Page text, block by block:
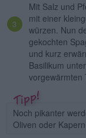
Mit Salz und
mit einer
würzen. Nun
gekochten
und kurz
Basilikum
vorgewärmten
Noch pikanter
Oliven oder